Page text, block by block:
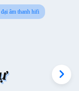
âm thanh hifi